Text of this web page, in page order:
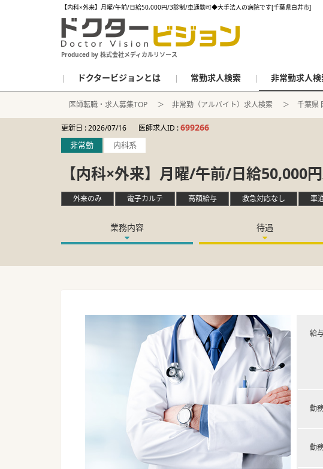
【内科×外来】月曜/午前/日給50,000円/3診制/車通勤可◆大手法人の病院です[千葉県白井市]
Produced by 株式会社メディカルリソース
ドクタービジョンとは 常勤求人検索 非常勤求人
医師転職・求人募集TOP 非常勤（アルバイト）求人検索 千葉県
更新日 :2026/07/16 医師求人ID :699266
非常勤 内科系
【内科×外来】月曜/午前/日給
外来のみ 電子カルテ 高額給与 救急対応なし 車
業務内容 待遇
給
勤
勤